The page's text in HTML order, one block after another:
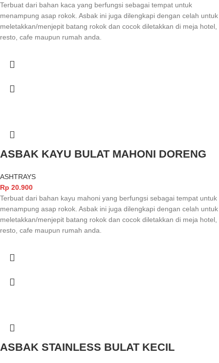
Terbuat dari bahan kaca yang berfungsi sebagai tempat untuk
menampung asap rokok. Asbak ini juga dilengkapi dengan celah untuk
meletakkan/menjepit batang rokok dan cocok diletakkan di meja hotel,
resto, cafe maupun rumah anda.
ASBAK KAYU BULAT MAHONI DORENG
ASHTRAYS
Rp 20.900
Terbuat dari bahan kayu mahoni yang berfungsi sebagai tempat untuk
menampung asap rokok. Asbak ini juga dilengkapi dengan celah untuk
meletakkan/menjepit batang rokok dan cocok diletakkan di meja hotel,
resto, cafe maupun rumah anda.
ASBAK STAINLESS BULAT KECIL